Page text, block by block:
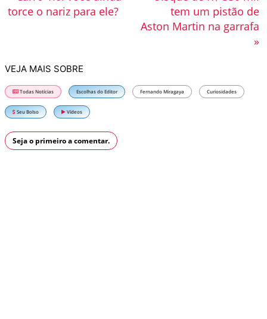
tem um pistão de
Aston Martin na garrafa
»
torce o nariz para ele?
VEJA MAIS SOBRE
Todas Notícias Escolhas do Editor Fernando Miragaya Curiosidades
Seu Bolso Vídeos
Seja o primeiro a comentar.